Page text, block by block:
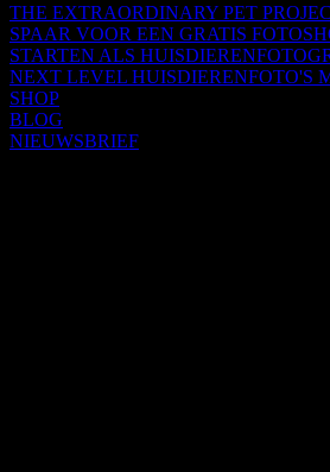
THE EXTRAORDINARY PET
SPAAR VOOR EEN GRATIS
STARTEN ALS
NEXT LEVEL HUISDIERENFOTO'S
SHOP
BLOG
NIEUWSBRIEF